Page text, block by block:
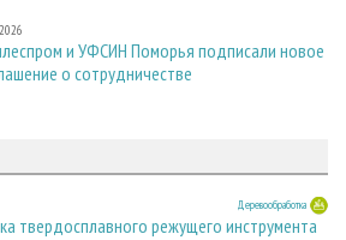
и УФСИН Поморья подписали новое
о сотрудничестве
Деревообработка
твердосплавного режущего инструмента